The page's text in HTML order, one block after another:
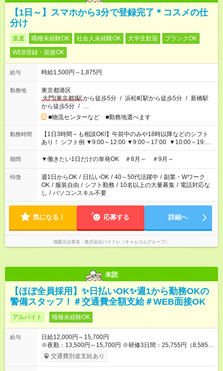
【1日～】スマホから3分で登録完了＊コスメの仕
分け
派遣 職種未経験OK 社会人未経験OK 大学生歓迎
ブランクOK
WEB登録・面接OK
給与 時給1,500円～1,875円
勤務地
東京都港区
大門(東京都)駅から徒歩5分 / 浜松町駅から徒歩5分 / 新橋駅
から徒歩5分 / …
■物流センターなど ■勤務地選べます
勤務時間
【1日3時間～も相談OK!】午前中のみや18時以降などのシフト
あり！ シフト例 ▼9:00～12:00 ▼9:00～17:00 ▼10:00～19:00
▼18:00～21:00
期間 ▼働きたい1日だけの単発OK ＃8月～ ＃9月～
特徴 週1日からOK / 日払いOK / 40～50代活躍中 / 副業・Wワーク
OK / 服装自由 / シフト勤務 / 10名以上の大量募集 / 電話対応な
し / パソコンスキル不要
気になる！ 応募する 詳細へ
掲載元企業名 株式会社バイトレ（キャムコムグループ）
未読
【ほぼ全員採用】✨日払いOK✨週1から勤務OKの
警備スタッフ！＃交通費全額支給＃WEB面接OK
アルバイト 職種未経験OK
給与
日給12,000円～15,700円
※夜勤：13,500円～15,700円 ※研修3日間：25,755円（8,585円
×3日間／計21時間） ✅早上がりでも日給全額保証◎ ✅寮完備！
即入居OK！ ✅週1日～勤務OK ✅週5日勤務×フルタイムも可能 ✅
交通費別途支給あり